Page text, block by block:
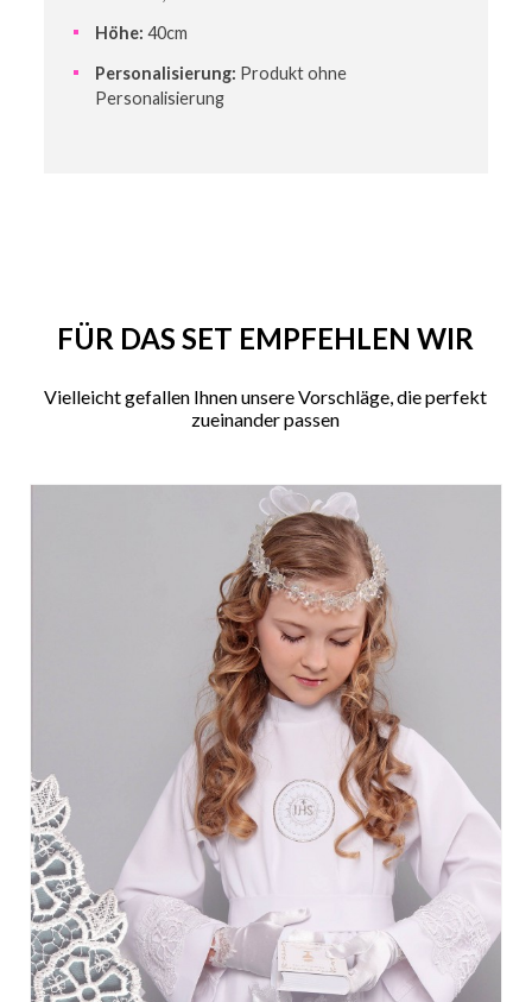
Höhe: 40cm
Personalisierung: Produkt ohne
Personalisierung
FÜR DAS SET EMPFEHLEN WIR
Vielleicht gefallen Ihnen unsere Vorschläge, die perfekt
zueinander passen